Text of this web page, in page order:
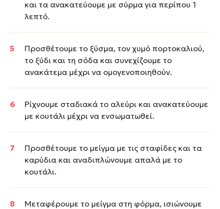
και τα ανακατεύουμε με σύρμα για περίπου 1
λεπτό.
Προσθέτουμε το ξύσμα, τον χυμό πορτοκαλιού,
το ξύδι και τη σόδα και συνεχίζουμε το
ανακάτεμα μέχρι να ομογενοποιηθούν.
Ρίχνουμε σταδιακά το αλεύρι και ανακατεύουμε
με κουτάλι μέχρι να ενσωματωθεί.
Προσθέτουμε το μείγμα με τις σταφίδες και τα
καρύδια και αναδιπλώνουμε απαλά με το
κουτάλι.
Μεταφέρουμε το μείγμα στη φόρμα, ισιώνουμε